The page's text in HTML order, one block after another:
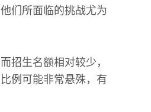
们所面临的挑战尤为
招生名额相对较少，
例可能非常悬殊，有